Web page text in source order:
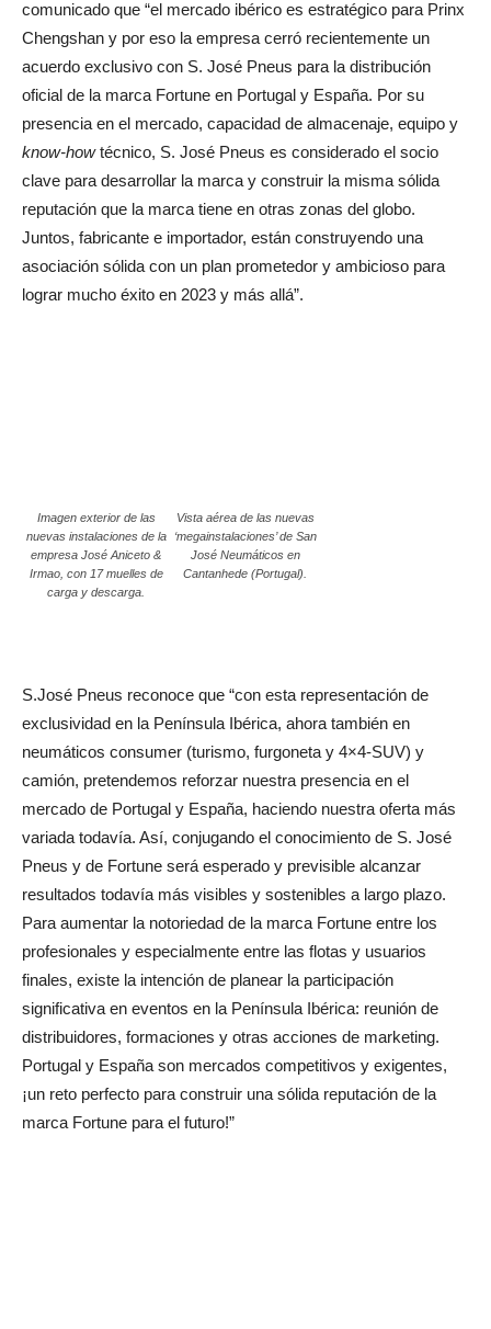
comunicado que “el mercado ibérico es estratégico para Prinx
Chengshan y por eso la empresa cerró recientemente un
acuerdo exclusivo con S. José Pneus para la distribución
oficial de la marca Fortune en Portugal y España. Por su
presencia en el mercado, capacidad de almacenaje, equipo y
know-howtécnico, S. José Pneus es considerado el socio
clave para desarrollar la marca y construir la misma sólida
reputación que la marca tiene en otras zonas del globo.
Juntos, fabricante e importador, están construyendo una
asociación sólida con un plan prometedor y ambicioso para
lograr mucho éxito en 2023 y más allá”.
Imagen exterior de las
nuevas instalaciones de la
empresa José Aniceto &
Irmao, con 17 muelles de
carga y descarga.
Vista aérea de las nuevas
‘megainstalaciones’ de San
José Neumáticos en
Cantanhede (Portugal).
S.José Pneus reconoce que “con esta representación de
exclusividad en la Península Ibérica, ahora también en
neumáticos consumer (turismo, furgoneta y 4×4-SUV) y
camión, pretendemos reforzar nuestra presencia en el
mercado de Portugal y España, haciendo nuestra oferta más
variada todavía. Así, conjugando el conocimiento de S. José
Pneus y de Fortune será esperado y previsible alcanzar
resultados todavía más visibles y sostenibles a largo plazo.
Para aumentar la notoriedad de la marca Fortune entre los
profesionales y especialmente entre las flotas y usuarios
finales, existe la intención de planear la participación
significativa en eventos en la Península Ibérica: reunión de
distribuidores, formaciones y otras acciones de marketing.
Portugal y España son mercados competitivos y exigentes,
¡un reto perfecto para construir una sólida reputación de la
marca Fortune para el futuro!”